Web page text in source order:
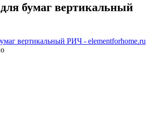
бумаг вертикальный